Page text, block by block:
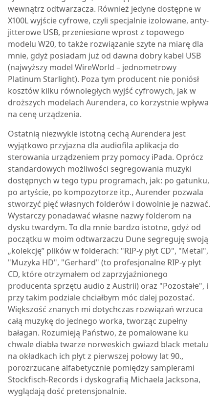
wewnątrz odtwarzacza. Również jedyne dostępne w
X100L wyjście cyfrowe, czyli specjalnie izolowane, anty-
jitterowe USB, przeniesione wprost z topowego
modelu W20, to także rozwiązanie szyte na miarę dla
mnie, gdyż posiadam już od dawna dobry kabel USB
(najwyższy model WireWorld – jednometrowy
Platinum Starlight). Poza tym producent nie poniósł
kosztów kilku równoległych wyjść cyfrowych, jak w
droższych modelach Aurendera, co korzystnie wpływa
na cenę urządzenia.
Ostatnią niezwykle istotną cechą Aurendera jest
wyjątkowo przyjazna dla audiofila aplikacja do
sterowania urządzeniem przy pomocy iPada. Oprócz
standardowych możliwości segregowania muzyki
dostępnych w tego typu programach, jak: po gatunku,
po artyście, po kompozytorze itp., Aurender pozwala
stworzyć pięć własnych folderów i dowolnie je nazwać.
Wystarczy ponadawać własne nazwy folderom na
dysku twardym. To dla mnie bardzo istotne, gdyż od
początku w moim odtwarzaczu Dune segreguję swoją
„kolekcję” plików w folderach: "RIP-y płyt CD", "Metal",
"Muzyka HD", "Gerhard" (to profesjonalne RIP-y płyt
CD, które otrzymałem od zaprzyjaźnionego
producenta sprzętu audio z Austrii) oraz "Pozostałe", i
przy takim podziale chciałbym móc dalej pozostać.
Większość znanych mi dotychczas rozwiązań wrzuca
całą muzykę do jednego worka, tworząc zupełny
bałagan. Rozumieją Państwo, że pomalowane ku
chwale diabła twarze norweskich gwiazd black metalu
na okładkach ich płyt z pierwszej połowy lat 90.,
porozrzucane alfabetycznie pomiędzy samplerami
Stockfisch-Records i dyskografią Michaela Jacksona,
wyglądają dość pretensjonalnie.